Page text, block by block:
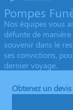
Pompes
Nos équipes vous
défunte de
souvenir dans le
ses convictions,
dernier voyage.
Obtenez un devis